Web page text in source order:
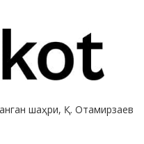
шаҳри, Қ. Отамирзаев